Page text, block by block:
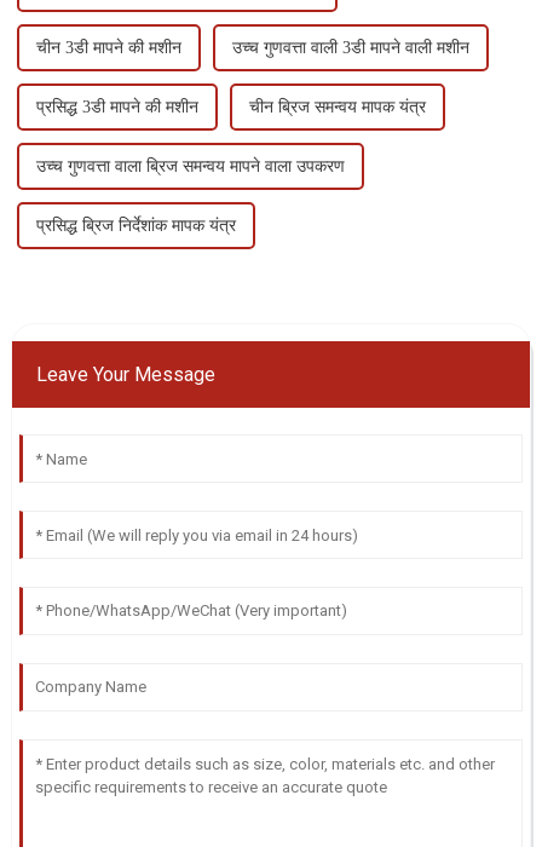
चीन 3डी मापने की मशीन उच्च गुणवत्ता वाली 3डी मापने वाली मशीन
प्रसिद्ध 3डी मापने की मशीन चीन ब्रिज समन्वय मापक यंत्र
उच्च गुणवत्ता वाला ब्रिज समन्वय मापने वाला उपकरण
प्रसिद्ध ब्रिज निर्देशांक मापक यंत्र
Leave Your Message